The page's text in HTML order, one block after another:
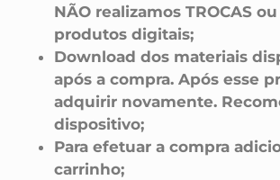
NÃO realizamos TROCAS ou
produtos digitais;
Download dos materiais
após a compra. Após esse
adquirir novamente.
dispositivo;
Para efetuar a compra
carrinho;